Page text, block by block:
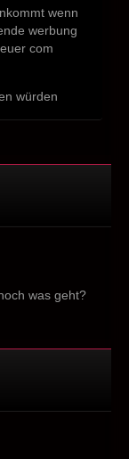
wenn
werbung
com
würden
was geht?